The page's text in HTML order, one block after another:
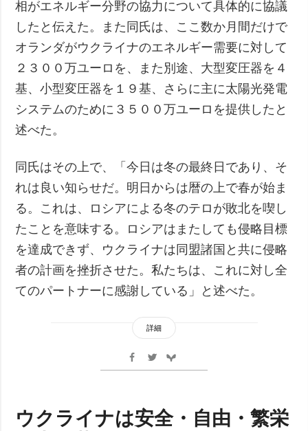
相がエネルギー分野の協力について具体的に協議
したと伝えた。また同氏は、ここ数か月間だけで
オランダがウクライナのエネルギー需要に対して
２３００万ユーロを、また別途、大型変圧器を４
基、小型変圧器を１９基、さらに主に太陽光発電
システムのために３５００万ユーロを提供したと
述べた。
同氏はその上で、「今日は冬の最終日であり、そ
れは良い知らせだ。明日からは暦の上で春が始ま
る。これは、ロシアによる冬のテロが敗北を喫し
たことを意味する。ロシアはまたしても侵略目標
を達成できず、ウクライナは同盟諸国と共に侵略
者の計画を挫折させた。私たちは、これに対し全
てのパートナーに感謝している」と述べた。
詳細
ウクライナは安全・自由・繁栄